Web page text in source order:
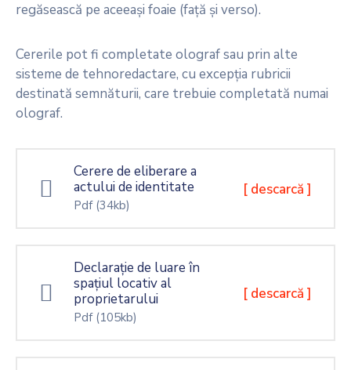
regăsească pe aceeași foaie (față și verso).
Cererile pot fi completate olograf sau prin alte
sisteme de tehnoredactare, cu excepția rubricii
destinată semnăturii, care trebuie completată numai
olograf.
Cerere de eliberare a
actului de identitate
Pdf (34kb)
[ descarcă ]
Declarație de luare în
spațiul locativ al
proprietarului
Pdf (105kb)
[ descarcă ]